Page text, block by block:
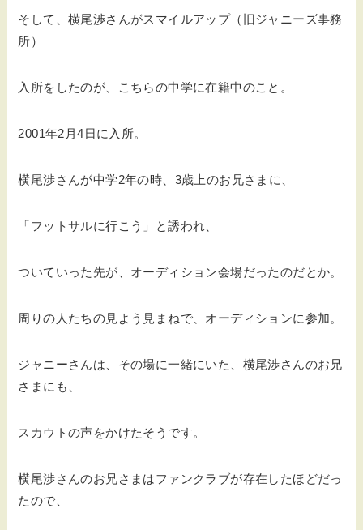
そして、横尾渉さんがスマイルアップ（旧ジャニーズ事務
所）
入所をしたのが、こちらの中学に在籍中のこと。
2001年2月4日に入所。
横尾渉さんが中学2年の時、3歳上のお兄さまに、
「フットサルに行こう」と誘われ、
ついていった先が、オーディション会場だったのだとか。
周りの人たちの見よう見まねで、オーディションに参加。
ジャニーさんは、その場に一緒にいた、横尾渉さんのお兄
さまにも、
スカウトの声をかけたそうです。
横尾渉さんのお兄さまはファンクラブが存在したほどだっ
たので、